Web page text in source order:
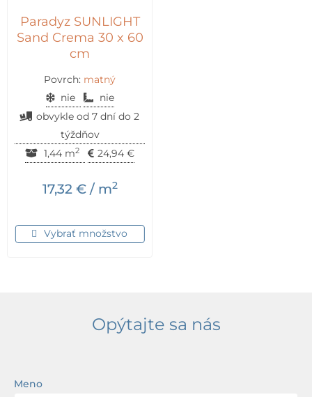
Paradyz SUNLIGHT
Sand Crema 30 x 60
cm
Povrch: matný
nie
nie
obvykle od 7 dní do 2
týždňov
1,44 m2 24,94 €
17,32 €/ m2
Vybrať množstvo
Opýtajte sa nás
Meno